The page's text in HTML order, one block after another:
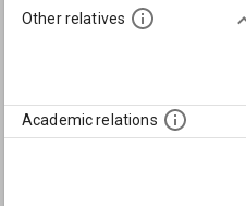
Other relatives
Academic relations